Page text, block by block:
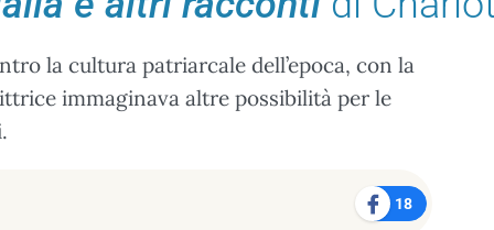
la cultura patriarcale dell’epoca, con la
immaginava altre possibilità per le
18